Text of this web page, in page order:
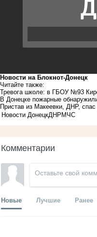
Новости на Блoкнoт-Донецк
Читайте также:
Тревога школе: в ГБОУ №93
В Донецке пожарные
Пристав из Макеевки, ДНР,
Новости ДонецкДНР МЧС
Комментарии
Новые Лучшие Ранее